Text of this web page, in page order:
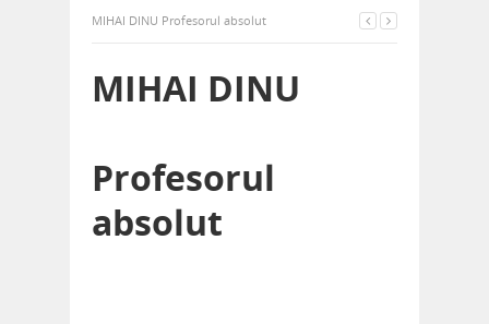
MIHAI DINU Profesorul absolut
MIHAI DINU
Profesorul
absolut